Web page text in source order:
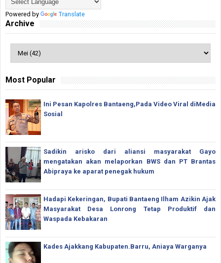
Powered by Translate
Archive
Most Popular
Ini Pesan Kapolres Bantaeng,Pada Video Viral diMedia
Sosial
Sadikin arisko dari aliansi masyarakat Gayo
mengatakan akan melaporkan BWS dan PT Brantas
Abipraya ke aparat penegak hukum
Hadapi Kekeringan, Bupati Bantaeng Ilham Azikin Ajak
Masyarakat Desa Lonrong Tetap Produktif dan
Waspada Kebakaran
Kades Ajakkang Kabupaten.Barru, Aniaya Warganya